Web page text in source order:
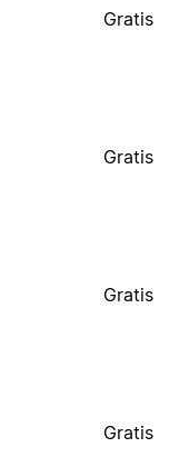
Gratis
Gratis
Gratis
Gratis